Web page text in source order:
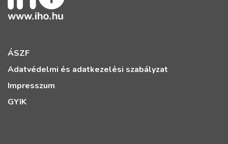
ÁSZF
Adatvédelmi és adatkezelési szabályzat
Impresszum
GYIK